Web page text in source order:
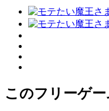
このフリーゲ